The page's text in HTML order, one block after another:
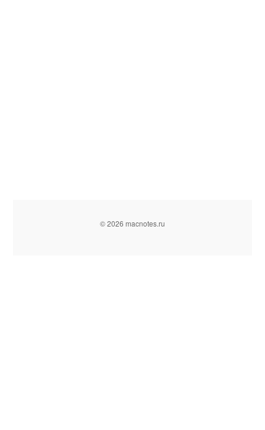
© 2026 macnotes.ru